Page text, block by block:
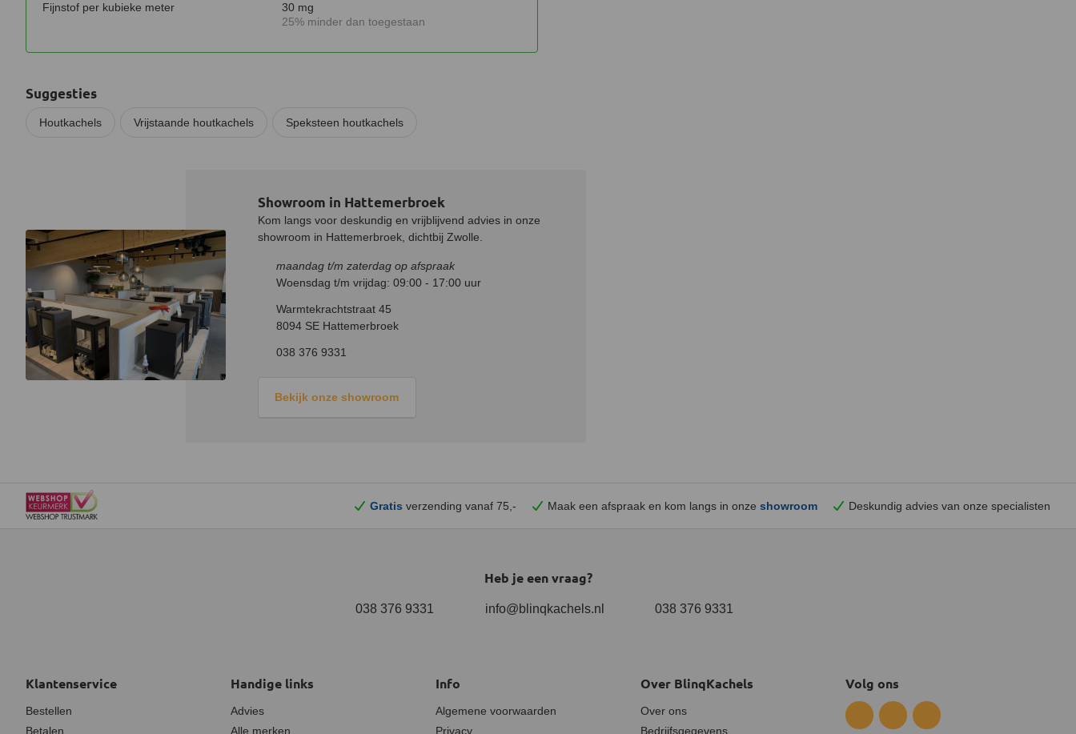
Fijnstof per kubieke meter
30 mg
25% minder dan toegestaan
Suggesties
Houtkachels Vrijstaande houtkachels Speksteen houtkachels
Showroom in Hattemerbroek
Kom langs voor deskundig en vrijblijvend advies in onze
showroom in Hattemerbroek, dichtbij Zwolle.
maandag t/m zaterdag op afspraak
Woensdag t/m vrijdag: 09:00 - 17:00 uur
Warmtekrachtstraat 45
8094 SE Hattemerbroek
038 376 9331
Bekijk onze showroom
Gratis verzending vanaf 75,- Maak een afspraak en kom langs in onze showroom Deskundig advies van onze specialisten
Heb je een vraag?
038 376 9331 info@blinqkachels.nl 038 376 9331
Klantenservice
Bestellen
Betalen
Handige links
Advies
Alle merken
Info
Algemene voorwaarden
Privacy
Over BlinqKachels
Over ons
Bedrijfsgegevens
Volg ons